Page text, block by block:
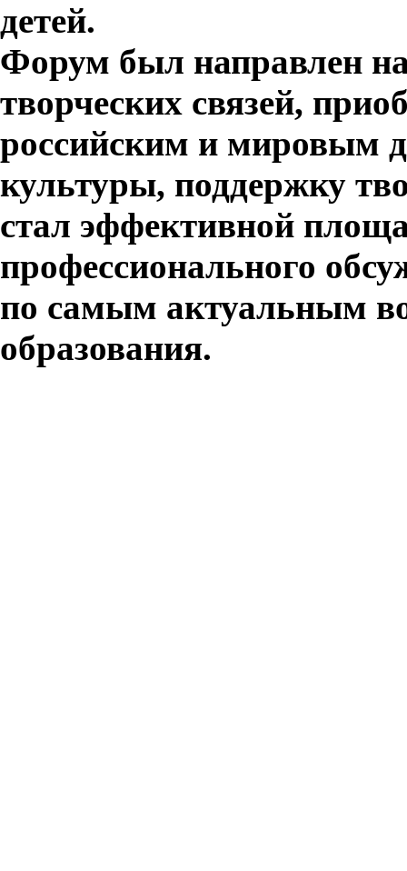
детей.
Форум был направлен
творческих связей,
российским и мировым
культуры, поддержку
стал эффективной
профессионального
по самым актуальным
образования.